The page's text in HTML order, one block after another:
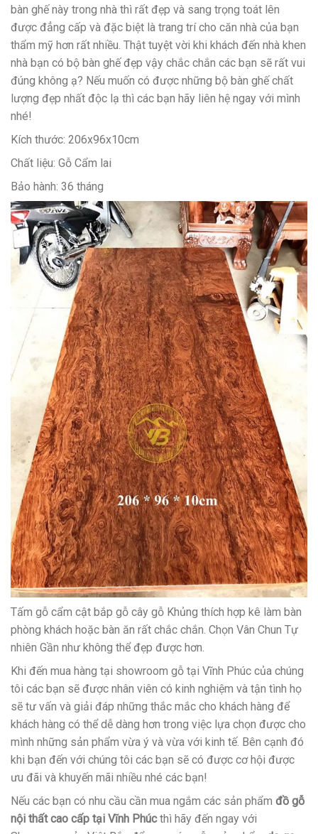
bàn ghế này trong nhà thì rất đẹp và sang trọng toát lên
được đẳng cấp và đặc biệt là trang trí cho căn nhà của bạn
thẩm mỹ hơn rất nhiều. Thật tuyệt vời khi khách đến nhà khen
nhà bạn có bộ bàn ghế đẹp vậy chắc chắn các bạn sẽ rất vui
đúng không ạ? Nếu muốn có được những bộ bàn ghế chất
lượng đẹp nhất độc lạ thì các bạn hãy liên hệ ngay với mình
nhé!
Kích thước: 206x96x10cm
Chất liệu: Gỗ Cẩm lai
Bảo hành: 36 tháng
Tấm gỗ cẩm cật bắp gỗ cây gỗ Khủng thích hợp kê làm bàn
phòng khách hoặc bàn ăn rất chắc chắn. Chọn Vân Chun Tự
nhiên Gần như không thể đẹp được hơn.
Khi đến mua hàng tại showroom gỗ tại Vĩnh Phúc của chúng
tôi các bạn sẽ được nhân viên có kinh nghiệm và tận tình họ
sẽ tư vấn và giải đáp những thắc mắc cho khách hàng để
khách hàng có thể dễ dàng hơn trong việc lựa chọn được cho
mình những sản phẩm vừa ý và vừa với kinh tế. Bên cạnh đó
khi bạn đến với chúng tôi các bạn sẽ có được cơ hội được
ưu đãi và khuyến mãi nhiều nhé các bạn!
Nếu các bạn có nhu cầu cần mua ngắm các sản phẩm đồ gỗ
nội thất cao cấp tại Vĩnh Phúcthì hãy đến ngay với